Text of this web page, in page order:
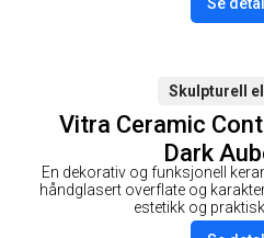
Skulpturell
Vitra Ceramic
Dark
En dekorativ og funksjonell
håndglasert overflate og
estetikk og